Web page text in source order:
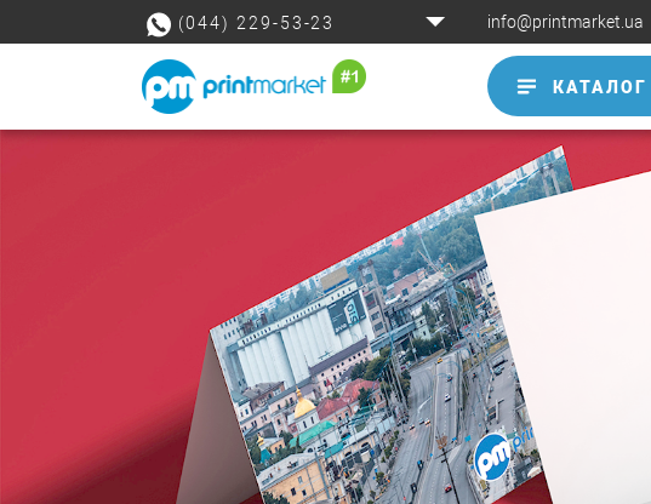
(044) 229-53-23 info@printmarket.ua